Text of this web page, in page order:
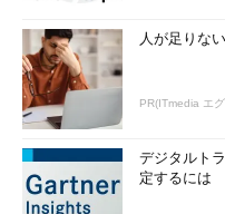
人が足りな
PR(ITmedia エ
デジタルト
定するには